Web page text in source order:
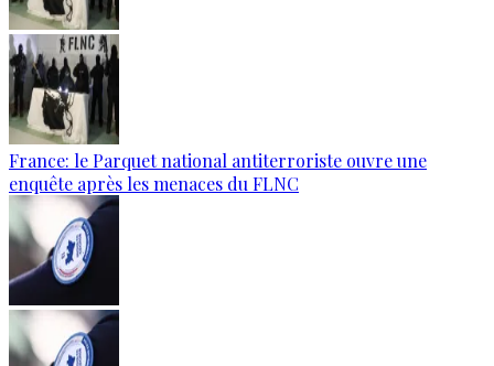
France: le Parquet national antiterroriste ouvre une
enquête après les menaces du FLNC